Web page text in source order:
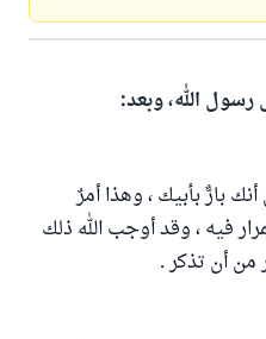
رسول الله، وبعد:
بارٌّ بأبيك ، وهذا أمرٌ
فيه ، وقد أوجب الله ذلك
أن تذكر .